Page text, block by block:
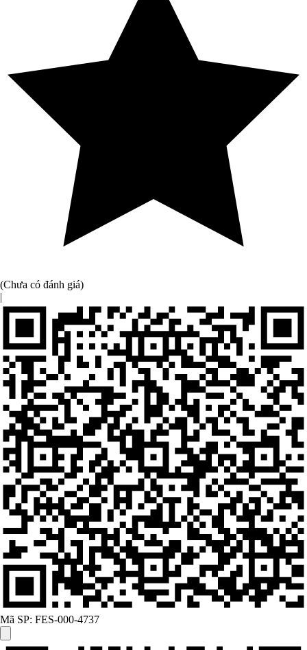
(Chưa có đánh giá)
|
Mã SP: FES-000-4737